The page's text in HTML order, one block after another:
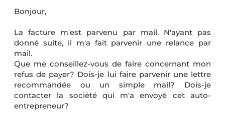
Bonjour,
La facture m'est parvenu par mail. N'ayant pas
donné suite, il m'a fait parvenir une relance par
mail.
Que me conseillez-vous de faire concernant mon
refus de payer? Dois-je lui faire parvenir une lettre
recommandée ou un simple mail? Dois-je
contacter la société qui m'a envoyé cet auto-
entrepreneur?